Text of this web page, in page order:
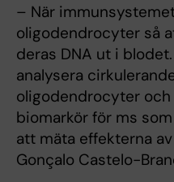
– När
oligodendrocyter så
deras DNA ut i
analysera
oligodendrocyter
biomarkör för ms
att mäta effekterna
Gonçalo Castelo-